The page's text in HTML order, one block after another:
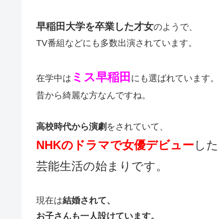
早稲田大学を卒業した才女のようで、
TV番組などにも多数出演されています。
在学中は ミス早稲田 にも選ばれています。
昔から綺麗な方なんですね。
高校時代から演劇 をされていて、
NHKのドラマで女優デビュー し
芸能生活の始まりです。
現在は結婚されて、
お子さんも一人設けています。